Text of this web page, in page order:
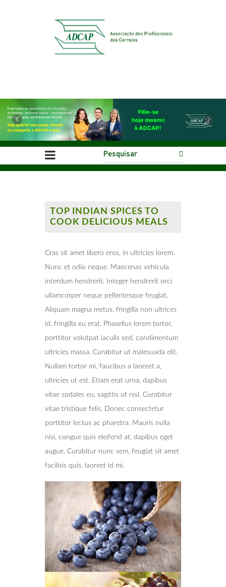
Previous Next
TOP INDIAN SPICES TO
COOK DELICIOUS MEALS
Cras sit amet libero eros, in ultricies lorem.
Nunc et odio neque. Maecenas vehicula
interdum hendrerit. Integer hendrerit orci
ullamcorper neque pellentesque feugiat.
Aliquam magna metus, fringilla non ultrices
id, fringilla eu erat. Phasellus lorem tortor,
porttitor volutpat iaculis sed, condimentum
ultricies massa. Curabitur ut malesuada elit.
Nullam tortor mi, faucibus a laoreet a,
ultricies ut est. Etiam erat urna, dapibus
vitae sodales eu, sagittis ut nisl. Curabitur
vitae tristique felis. Donec consectetur
porttitor lectus ac pharetra. Mauris nulla
nisi, congue quis eleifend at, dapibus eget
augue. Curabitur nunc sem, feugiat sit amet
facilisis quis, laoreet id mi.